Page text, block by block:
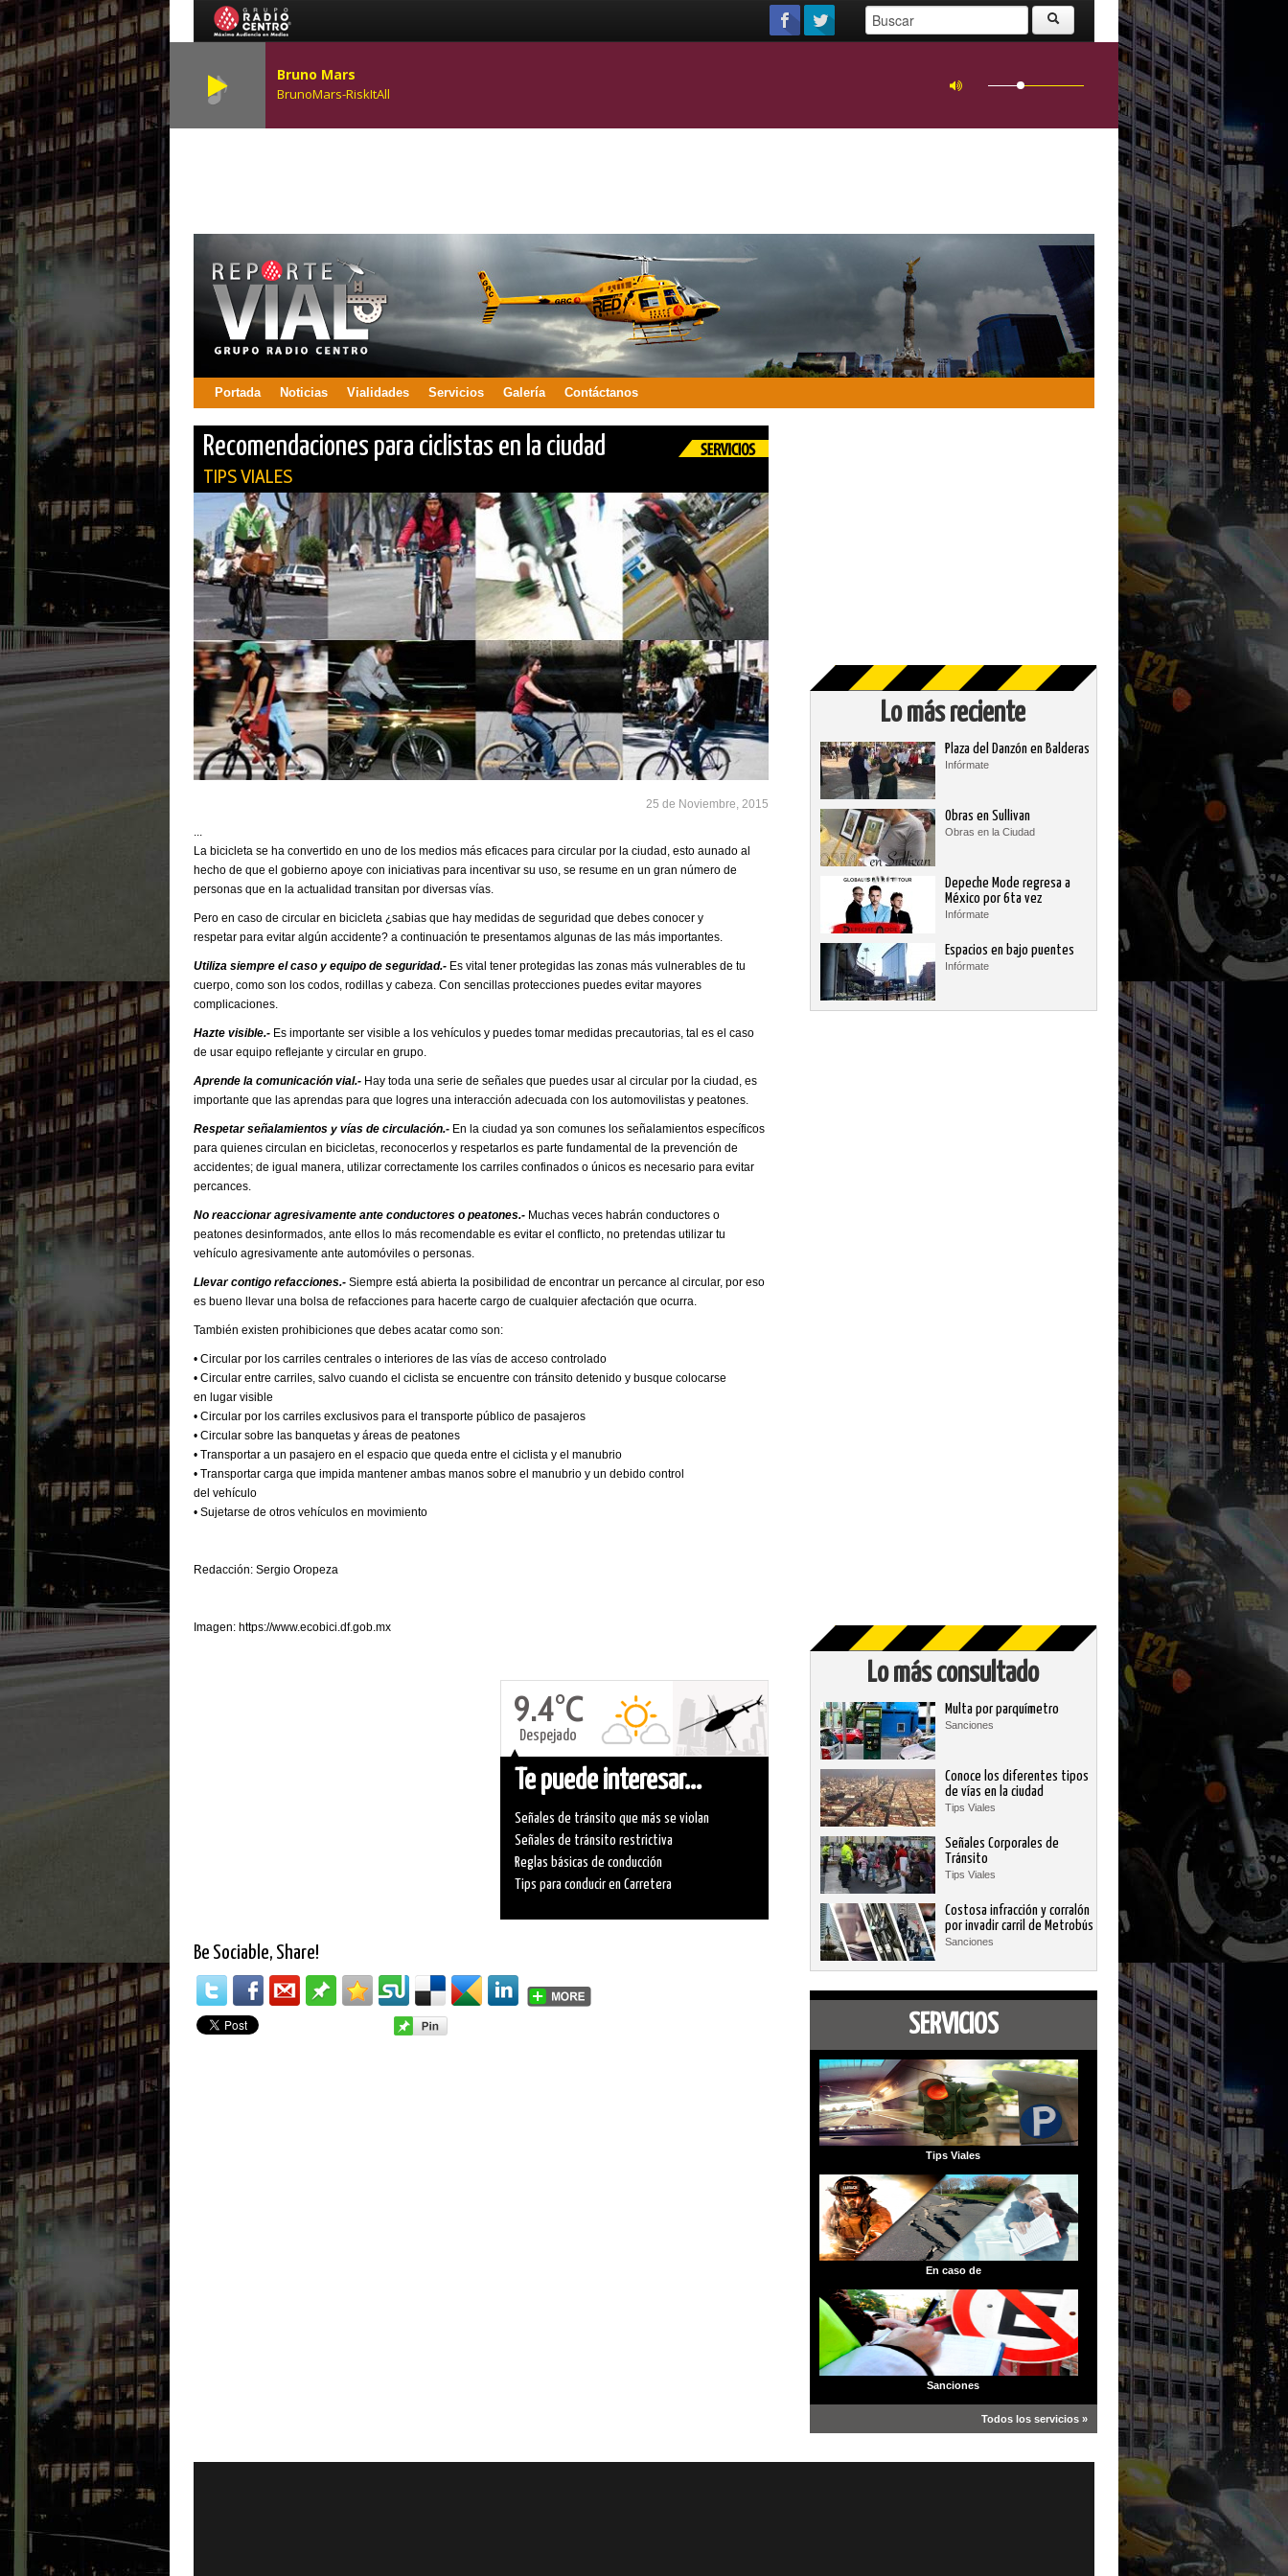
Bruno Mars
BrunoMars-RiskItAll
Portada Noticias Vialidades Servicios Galería Contáctanos
Recomendaciones para ciclistas en la ciudad
TIPS VIALES
25 de Noviembre, 2015
...
La bicicleta se ha convertido en uno de los medios más eficaces para circular por la ciudad, esto aunado al
hecho de que el gobierno apoye con iniciativas para incentivar su uso, se resume en un gran número de
personas que en la actualidad transitan por diversas vías.
Pero en caso de circular en bicicleta ¿sabias que hay medidas de seguridad que debes conocer y
respetar para evitar algún accidente? a continuación te presentamos algunas de las más importantes.
Utiliza siempre el caso y equipo de seguridad.- Es vital tener protegidas las zonas más vulnerables de tu
cuerpo, como son los codos, rodillas y cabeza. Con sencillas protecciones puedes evitar mayores
complicaciones.
Hazte visible.- Es importante ser visible a los vehículos y puedes tomar medidas precautorias, tal es el caso
de usar equipo reflejante y circular en grupo.
Aprende la comunicación vial.- Hay toda una serie de señales que puedes usar al circular por la ciudad, es
importante que las aprendas para que logres una interacción adecuada con los automovilistas y peatones.
Respetar señalamientos y vías de circulación.- En la ciudad ya son comunes los señalamientos específicos
para quienes circulan en bicicletas, reconocerlos y respetarlos es parte fundamental de la prevención de
accidentes; de igual manera, utilizar correctamente los carriles confinados o únicos es necesario para evitar
percances.
No reaccionar agresivamente ante conductores o peatones.- Muchas veces habrán conductores o
peatones desinformados, ante ellos lo más recomendable es evitar el conflicto, no pretendas utilizar tu
vehículo agresivamente ante automóviles o personas.
Llevar contigo refacciones.- Siempre está abierta la posibilidad de encontrar un percance al circular, por eso
es bueno llevar una bolsa de refacciones para hacerte cargo de cualquier afectación que ocurra.
También existen prohibiciones que debes acatar como son:
• Circular por los carriles centrales o interiores de las vías de acceso controlado
• Circular entre carriles, salvo cuando el ciclista se encuentre con tránsito detenido y busque colocarse
en lugar visible
• Circular por los carriles exclusivos para el transporte público de pasajeros
• Circular sobre las banquetas y áreas de peatones
• Transportar a un pasajero en el espacio que queda entre el ciclista y el manubrio
• Transportar carga que impida mantener ambas manos sobre el manubrio y un debido control
del vehículo
• Sujetarse de otros vehículos en movimiento
Redacción: Sergio Oropeza
Imagen: https://www.ecobici.df.gob.mx
9.4°C
Despejado
Te puede interesar...
Señales de tránsito que más se violan
Señales de tránsito restrictiva
Reglas básicas de conducción
Tips para conducir en Carretera
Be Sociable, Share!
Lo más reciente
Plaza del Danzón en Balderas
Infórmate
Obras en Sullivan
Obras en la Ciudad
Depeche Mode regresa a
México por 6ta vez
Infórmate
Espacios en bajo puentes
Infórmate
Lo más consultado
Multa por parquímetro
Sanciones
Conoce los diferentes tipos
de vías en la ciudad
Tips Viales
Señales Corporales de
Tránsito
Tips Viales
Costosa infracción y corralón
por invadir carril de Metrobús
Sanciones
SERVICIOS
Tips Viales
En caso de
Sanciones
Todos los servicios »